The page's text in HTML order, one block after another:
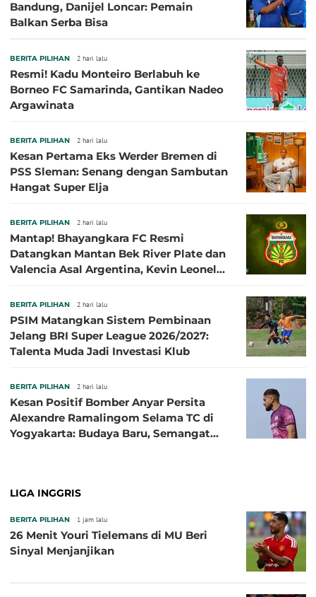
Bandung, Danijel Loncar: Pemain
Balkan Serba Bisa
BERITA PILIHAN 2 hari lalu
Resmi! Kadu Monteiro Berlabuh ke
Borneo FC Samarinda, Gantikan Nadeo
Argawinata
BERITA PILIHAN 2 hari lalu
Kesan Pertama Eks Werder Bremen di
PSS Sleman: Senang dengan Sambutan
Hangat Super Elja
BERITA PILIHAN 2 hari lalu
Mantap! Bhayangkara FC Resmi
Datangkan Mantan Bek River Plate dan
Valencia Asal Argentina, Kevin Leonel
BERITA PILIHAN 2 hari lalu
PSIM Matangkan Sistem Pembinaan
Jelang BRI Super League 2026/2027:
Talenta Muda Jadi Investasi Klub
BERITA PILIHAN 2 hari lalu
Kesan Positif Bomber Anyar Persita
Alexandre Ramalingom Selama TC di
Yogyakarta: Budaya Baru, Semangat
LIGA INGGRIS
BERITA PILIHAN 1 jam lalu
26 Menit Youri Tielemans di MU Beri
Sinyal Menjanjikan